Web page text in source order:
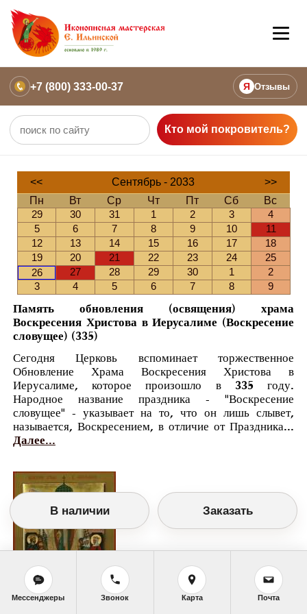
+7 (800) 333-00-37 Я Отзывы
Кто мой покровитель?
<< Сентябрь - 2033
>>
Пн
Вт Ср Чт Пт Сб
Вс
29
30 31 1 2 3
4
5
6 7 8 9 10
11
12
13 14 15 16 17
18
19
20 21 22 23 24
25
26
27 28 29 30 1
2
3
4 5 6 7 8 9
Память обновления (освящения) храма
Воскресения Христова в Иерусалиме (Воскресение
словущее) (335)
Сегодня Церковь вспоминает торжественное
Обновление Храма Воскресения Христова в
Иерусалиме, которое произошло в 335 году.
Народное название праздника - "Воскресение
словущее" - указывает на то, что он лишь слывет,
называется, Воскресением, в отличие от Праздника...
Далее...
В наличии Заказать
Мессенджеры Звонок Карта Почта